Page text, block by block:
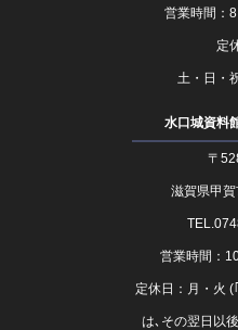
営業時間：
定
土・日・
水口城資料
〒
滋賀県甲
営業時間：
定休日：月・火 (
は､その翌日以